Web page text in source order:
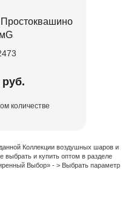
руб.
количестве
Коллекции воздушных шаров и
выбрать и купить оптом в разделе
Выбор» - > Выбрать параметр